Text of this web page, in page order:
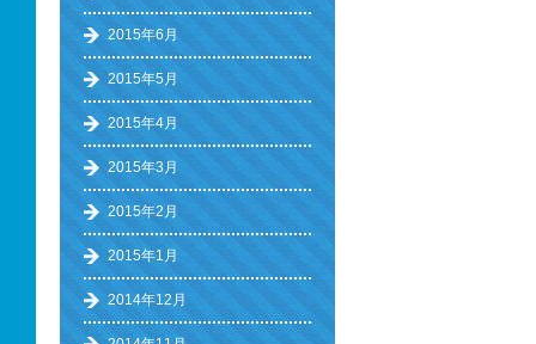
2015年6月
2015年5月
2015年4月
2015年3月
2015年2月
2015年1月
2014年12月